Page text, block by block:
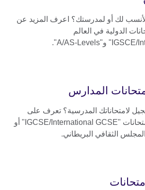
لك أو لمدرستك؟ اعرف المزيد عن
الدولية في العالم
المدارس
لامتحاناتك المدرسية؟ تعرف على
خطوات التسجيل لامتحانات "IGCSE/International GCSE" أو